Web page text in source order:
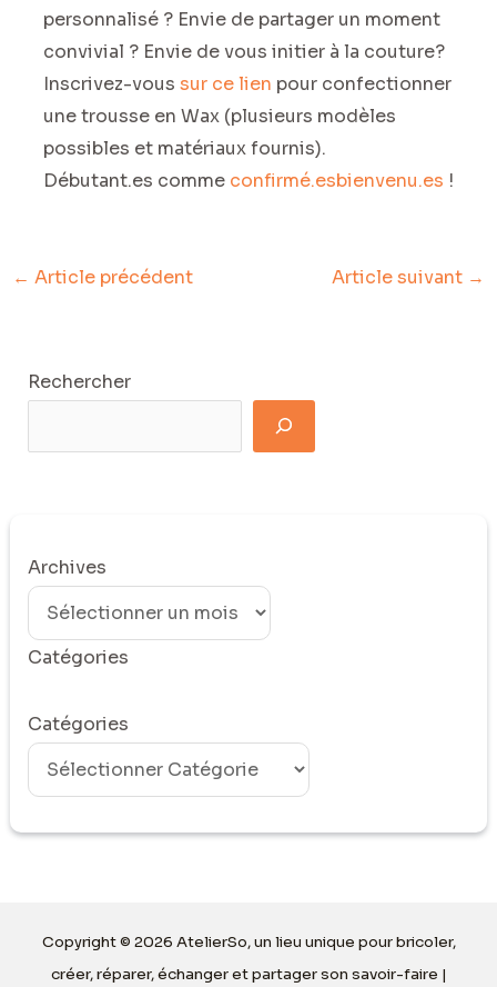
personnalisé ? Envie de partager un moment
convivial ? Envie de vous initier à la couture?
Inscrivez-vous sur ce lien pour confectionner
une trousse en Wax (plusieurs modèles
possibles et matériaux fournis).
Débutant.es comme confirmé.esbienvenu.es !
← Article précédent Article suivant →
Rechercher
Archives
Catégories
Catégories
Copyright © 2026 AtelierSo, un lieu unique pour bricoler,
créer, réparer, échanger et partager son savoir-faire |